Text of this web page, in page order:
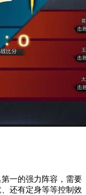
一的强力阵容，需要
还有定身等等控制效